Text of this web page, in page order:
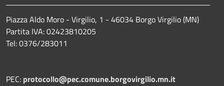
Piazza Aldo Moro - Virgilio, 1 - 46034 Borgo Virgilio (MN)
Partita IVA: 02423810205
Tel: 0376/283011
PEC: protocollo@pec.comune.borgovirgilio.mn.it